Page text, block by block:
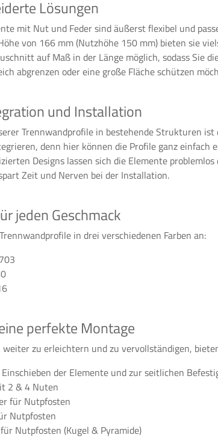
Lösungen
mit Nut und Feder sind äußerst flexibel und
von 166 mm (Nutzhöhe 150 mm) bieten sie
auf Maß in der Länge möglich, sodass Sie
abgrenzen oder eine große Fläche schützen
und Installation
Trennwandprofile in bestehende Strukturen
denn hier können die Profile ganz einfach
Designs lassen sich die Elemente
Zeit und Nerven bei der Installation.
jeden Geschmack
in drei verschiedenen Farben an:
perfekte Montage
zu erleichtern und zu vervollständigen,
der Elemente und zur seitlichen
2 & 4 Nuten
für Nutpfosten
Nutpfosten
Nutpfosten (Kugel & Pyramide)